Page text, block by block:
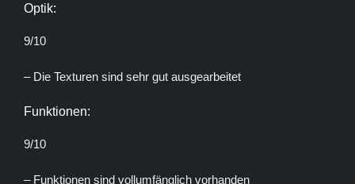
Optik:
9/10
– Die Texturen sind sehr gut ausgearbeitet
Funktionen:
9/10
– Funktionen sind vollumfänglich vorhanden